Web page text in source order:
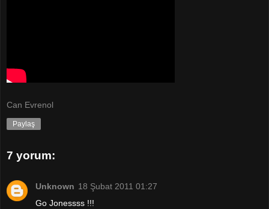
Can Evrenol
Paylaş
7 yorum:
Unknown 18 Şubat 2011 01:27
Go Jonessss !!!